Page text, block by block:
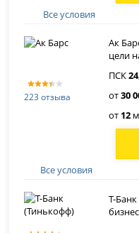
Все условия
223 отзыва
Ак
цели
ПСК24
от30
от 12
Все условия
Т-